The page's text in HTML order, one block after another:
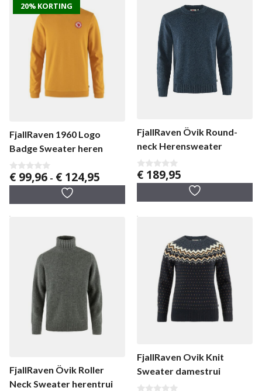
20% KORTING
FjallRaven 1960 Logo
Badge Sweater heren
0
v
€ 99,96 - € 124,95 Prijsklasse:
€ 99,96
FjallRaven Övik Round-
neck Herensweater
0
v
€ 189,95
FjallRaven Övik Roller
Neck Sweater herentrui
FjallRaven Ovik Knit
Sweater damestrui